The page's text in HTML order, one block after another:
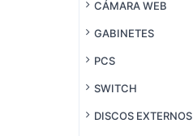
CÁMARA WEB
GABINETES
PCS
SWITCH
DISCOS EXTERNOS